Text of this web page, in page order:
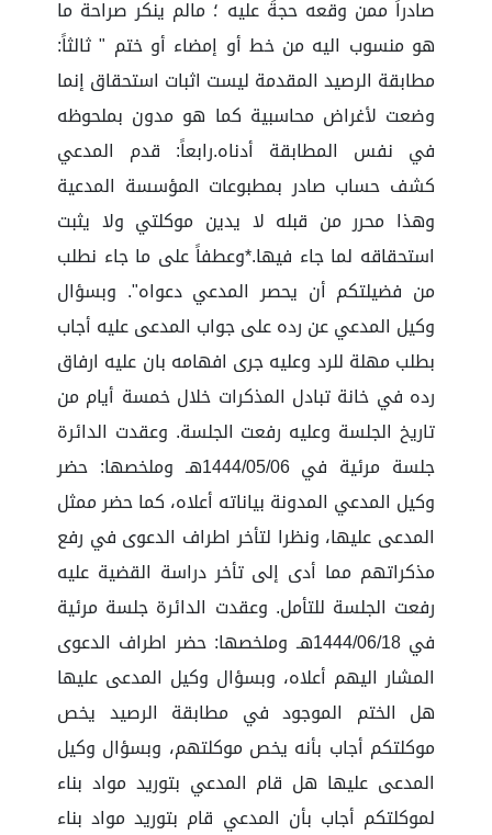
صادراً ممن وقعه حجةً عليه ؛ مالم ينكر صراحة ما
هو منسوب اليه من خط أو إمضاء أو ختم " ثالثاً:
مطابقة الرصيد المقدمة ليست اثبات استحقاق إنما
وضعت لأغراض محاسبية كما هو مدون بملحوظه
في نفس المطابقة أدناه.رابعاً: قدم المدعي
كشف حساب صادر بمطبوعات المؤسسة المدعية
وهذا محرر من قبله لا يدين موكلتي ولا يثبت
استحقاقه لما جاء فيها.*وعطفاً على ما جاء نطلب
من فضيلتكم أن يحصر المدعي دعواه". وبسؤال
وكيل المدعي عن رده على جواب المدعى عليه أجاب
بطلب مهلة للرد وعليه جرى افهامه بان عليه ارفاق
رده في خانة تبادل المذكرات خلال خمسة أيام من
تاريخ الجلسة وعليه رفعت الجلسة. وعقدت الدائرة
جلسة مرئية في ‏06‏/05‏/1444هـ وملخصها: حضر
وكيل المدعي المدونة بياناته أعلاه، كما حضر ممثل
المدعى عليها، ونظرا لتأخر اطراف الدعوى في رفع
مذكراتهم مما أدى إلى تأخر دراسة القضية عليه
رفعت الجلسة للتأمل. وعقدت الدائرة جلسة مرئية
في ‏18‏/06‏/1444هـ وملخصها: حضر اطراف الدعوى
المشار اليهم أعلاه، وبسؤال وكيل المدعى عليها
هل الختم الموجود في مطابقة الرصيد يخص
موكلتكم أجاب بأنه يخص موكلتهم، وبسؤال وكيل
المدعى عليها هل قام المدعي بتوريد مواد بناء
لموكلتكم أجاب بأن المدعي قام بتوريد مواد بناء